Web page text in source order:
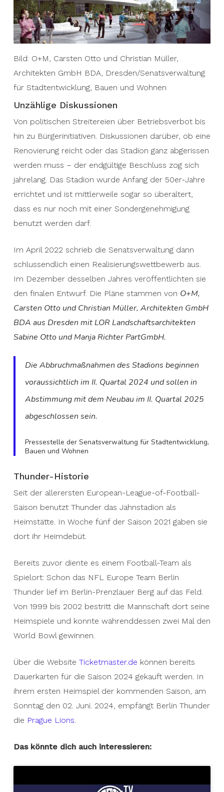
Bild: O+M, Carsten Otto und Christian Müller,
Architekten GmbH BDA, Dresden/Senatsverwaltung
für Stadtentwicklung, Bauen und Wohnen
Unzählige Diskussionen
Von politischen Streitereien über Betriebsverbot bis
hin zu Bürgerinitiativen. Diskussionen darüber, ob eine
Renovierung reicht oder das Stadion ganz abgerissen
werden muss – der endgültige Beschluss zog sich
jahrelang. Das Stadion wurde Anfang der 50er-Jahre
errichtet und ist mittlerweile sogar so überaltert,
dass es nur noch mit einer Sondergenehmigung
benutzt werden darf.
Im April 2022 schrieb die Senatsverwaltung dann
schlussendlich einen Realisierungswettbewerb aus.
Im Dezember desselben Jahres veröffentlichten sie
den finalen Entwurf. Die Pläne stammen von O+M,
Carsten Otto und Christian Müller, Architekten GmbH
BDA aus Dresden mit LOR Landschaftsarchitekten
Sabine Otto und Manja Richter PartGmbH.
Die Abbruchmaßnahmen des Stadions beginnen
voraussichtlich im II. Quartal 2024 und sollen in
Abstimmung mit dem Neubau im II. Quartal 2025
abgeschlossen sein.
Pressestelle der Senatsverwaltung für Stadtentwicklung,
Bauen und Wohnen
Thunder-Historie
Seit der allerersten European-League-of-Football-
Saison benutzt Thunder das Jahnstadion als
Heimstätte. In Woche fünf der Saison 2021 gaben sie
dort ihr Heimdebüt.
Bereits zuvor diente es einem Football-Team als
Spielort: Schon das NFL Europe Team Berlin
Thunder lief im Berlin-Prenzlauer Berg auf das Feld.
Von 1999 bis 2002 bestritt die Mannschaft dort seine
Heimspiele und konnte währenddessen zwei Mal den
World Bowl gewinnen.
Über die Website Ticketmaster.de können bereits
Dauerkarten für die Saison 2024 gekauft werden. In
ihrem ersten Heimspiel der kommenden Saison, am
Sonntag den 02. Juni. 2024, empfängt Berlin Thunder
die Prague Lions.
Das könnte dich auch interessieren: